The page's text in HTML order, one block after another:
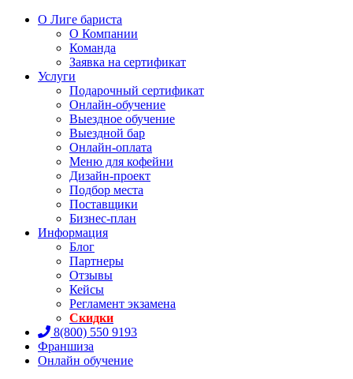
О Лиге бариста
О Компании
Команда
Заявка на сертификат
Услуги
Подарочный сертификат
Онлайн-обучение
Выездное обучение
Выездной бар
Онлайн-оплата
Меню для кофейни
Дизайн-проект
Подбор места
Поставщики
Бизнес-план
Информация
Блог
Партнеры
Отзывы
Кейсы
Регламент экзамена
Скидки
8(800) 550 9193
Франшиза
Онлайн обучение